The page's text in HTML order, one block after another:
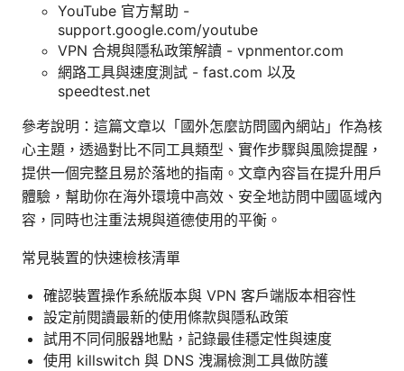
YouTube 官方幫助 -
support.google.com/youtube
VPN 合規與隱私政策解讀 - vpnmentor.com
網路工具與速度測試 - fast.com 以及
speedtest.net
參考說明：這篇文章以「國外怎麼訪問國內網站」作為核
心主題，透過對比不同工具類型、實作步驟與風險提醒，
提供一個完整且易於落地的指南。文章內容旨在提升用戶
體驗，幫助你在海外環境中高效、安全地訪問中國區域內
容，同時也注重法規與道德使用的平衡。
常見裝置的快速檢核清單
確認裝置操作系統版本與 VPN 客戶端版本相容性
設定前閱讀最新的使用條款與隱私政策
試用不同伺服器地點，記錄最佳穩定性與速度
使用 killswitch 與 DNS 洩漏檢測工具做防護